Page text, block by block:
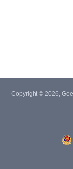
Copyright © 2026,